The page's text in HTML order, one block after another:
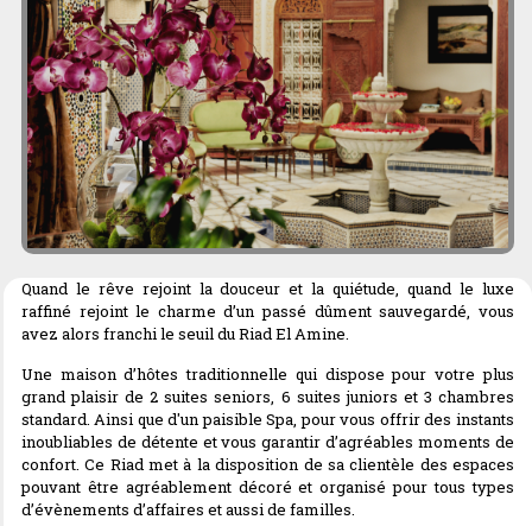
Quand le rêve rejoint la douceur et la quiétude, quand le luxe
raffiné rejoint le charme d’un passé dûment sauvegardé, vous
avez alors franchi le seuil du Riad El Amine.
Une maison d’hôtes traditionnelle qui dispose pour votre plus
grand plaisir de 2 suites seniors, 6 suites juniors et 3 chambres
standard. Ainsi que d'un paisible Spa, pour vous offrir des instants
inoubliables de détente et vous garantir d’agréables moments de
confort. Ce Riad met à la disposition de sa clientèle des espaces
pouvant être agréablement décoré et organisé pour tous types
d’évènements d’affaires et aussi de familles.